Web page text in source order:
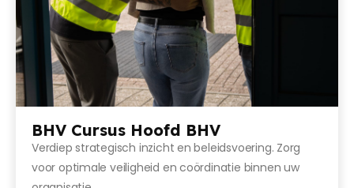
BHV Cursus Hoofd BHV
Verdiep strategisch inzicht en beleidsvoering. Zorg
voor optimale veiligheid en coördinatie binnen uw